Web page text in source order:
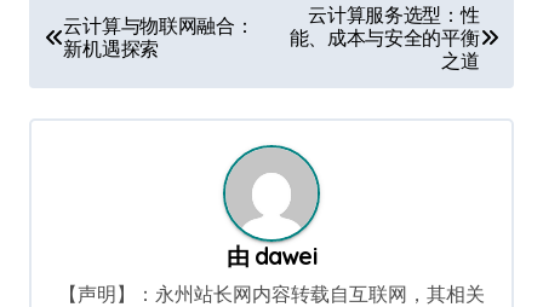
章
导
航
云计算与物联网融合：
新机遇探索
云计算服务选型：性
能、成本与安全的平衡
之道
由 dawei
【声明】：永州站长网内容转载自互联网，其相关